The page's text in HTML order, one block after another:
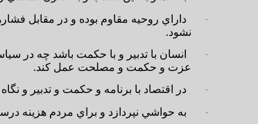
·
داراي روحيه مقاوم بوده و در مقابل
نشود.
·
انسان با تدبير و با حكمت باشد چه در
عزت و حكمت و مصلحت عمل كند.
· در اقتصاد با برنامه و حكمت و تدبير و
· به حواشي نپردازد و براي مردم هزينه